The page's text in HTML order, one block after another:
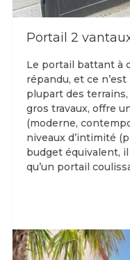
Portail 2
Le portail battant à
répandu, et ce n’est
plupart des
gros travaux, offre
(moderne,
niveaux d’intimité
budget équivalent,
qu’un portail